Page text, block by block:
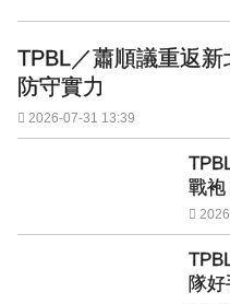
TPBL／蕭順議重返
防守實力
2026-07-31 13:39
戰袍
隊